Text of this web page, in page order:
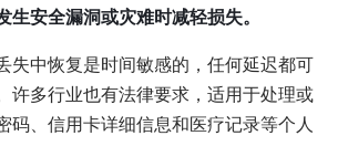
生安全漏洞或灾难时减轻损失。
失中恢复是时间敏感的，任何延迟都可
许多行业也有法律要求，适用于处理或
码、信用卡详细信息和医疗记录等个人